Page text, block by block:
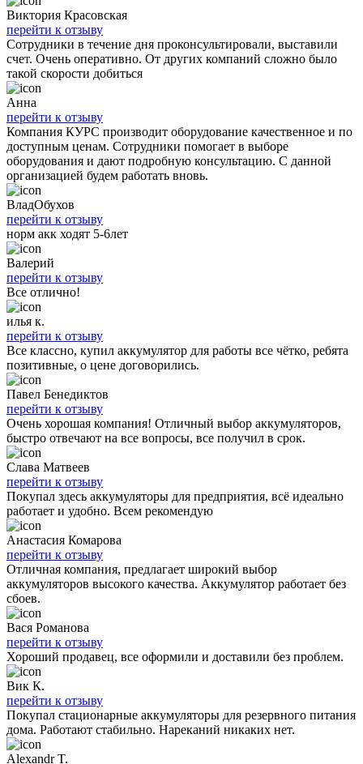
Виктория Красовская
перейти к отзыву
Сотрудники в течение дня проконсультировали, выставили
счет. Очень оперативно. От других компаний сложно было
такой скорости добиться
Анна
перейти к отзыву
Компания КУРС производит оборудование качественное и по
доступным ценам. Сотрудники помогает в выборе
оборудования и дают подробную консультацию. С данной
организацией будем работать вновь.
ВладОбухов
перейти к отзыву
норм акк ходят 5-6лет
Валерий
перейти к отзыву
Все отлично!
илья к.
перейти к отзыву
Все классно, купил аккумулятор для работы все чётко, ребята
позитивные, о цене договорились.
Павел Бенедиктов
перейти к отзыву
Очень хорошая компания! Отличный выбор аккумуляторов,
быстро отвечают на все вопросы, все получил в срок.
Слава Матвеев
перейти к отзыву
Покупал здесь аккумуляторы для предприятия, всё идеально
работает и удобно. Всем рекомендую
Анастасия Комарова
перейти к отзыву
Отличная компания, предлагает широкий выбор
аккумуляторов высокого качества. Аккумулятор работает без
сбоев.
Вася Романова
перейти к отзыву
Хороший продавец, все оформили и доставили без проблем.
Вик К.
перейти к отзыву
Покупал стационарные аккумуляторы для резервного питания
дома. Работают стабильно. Нареканий никаких нет.
Alexandr T.